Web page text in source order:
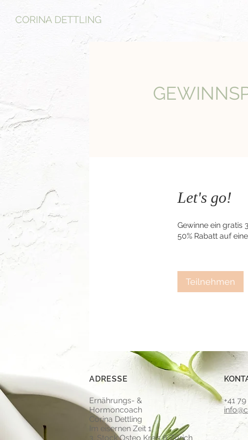
CORINA DETTLING
Let's go!
Gewinne ein gratis
50% Rabatt auf
Teilnehmen
ADRESSE
Ernährungs- &
Hormoncoach
Corina Dettling
Im eisernen Zeit 1
3. Stock Osteo Kreis 6 Zürich
+41